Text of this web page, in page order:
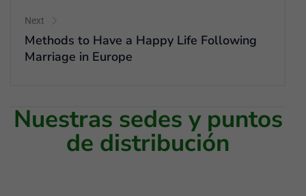
Next
Methods to Have a Happy Life Following
Marriage in Europe
Nuestras sedes y puntos
de distribución